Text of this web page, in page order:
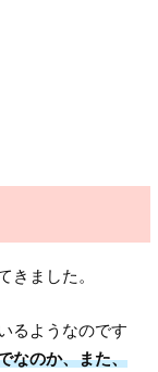
きました。
るようなのです
なのか、また、